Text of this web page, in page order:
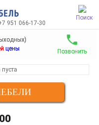
Поиск
951 066-17-30
цены Позвонить